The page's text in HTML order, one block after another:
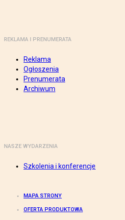
REKLAMA I PRENUMERATA
Reklama
Ogłoszenia
Prenumerata
Archiwum
NASZE WYDARZENIA
Szkolenia i konferencje
MAPA STRONY
OFERTA PRODUKTOWA